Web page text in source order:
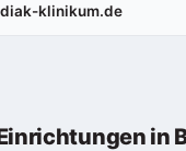
klinikum.de
in